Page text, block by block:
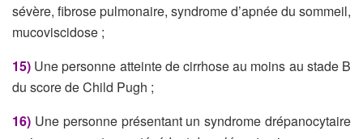
sévère, fibrose pulmonaire, syndrome d’apnée du sommeil,
mucoviscidose ;
15) Une personne atteinte de cirrhose au moins au stade B
du score de Child Pugh ;
16) Une personne présentant un syndrome drépanocytaire